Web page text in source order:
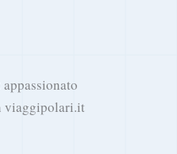
viaggipolari.it